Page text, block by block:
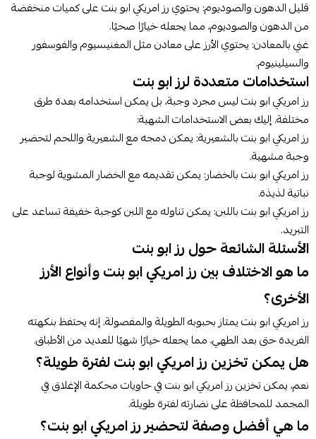
قليل الدهون والصوديوم: يحتوي رز امريكي ابو بنت على كميات منخفضة
من الدهون والصوديوم، مما يجعله خيارًا صحيًا.
غني بالمعادن: يحتوي الأرز على معادن مثل المغنيسيوم والفوسفور
والسيلينيوم.
استخدامات متعددة لرز ابو بنت
رز امريكي ابو بنت ليس مجرد وجبة، بل يمكن استخدامه بعدة طرق
مختلفة. إليك بعض الاستخدامات الشهية:
رز امريكي ابو بنت بالشعيرية: يمكن دمجه مع الشعيرية واللحم لتحضير
وجبة مشهية.
رز امريكي ابو بنت بالخضار: يمكن تقديمه مع الخضار المشوية لوجبة
نباتية لذيذة.
رز امريكي ابو بنت باللبن: يمكن تناوله مع اللبن كوجبة خفيفة تساعد على
التبريد.
الأسئلة الشائعة حول رز ابو بنت
ما هو الاختلاف بين رز امريكي ابو بنت وأنواع الأرز
الأخرى؟
رز امريكي ابو بنت يمتاز بحبوبه الطويلة والمفصولة. إنه يحتفظ بنكهته
الفريدة حتى بعد الطهي، مما يجعله خيارًا شهيًا للعديد من الأطباق.
هل يمكن تخزين رز امريكي ابو بنت لفترة طويلة؟
نعم، يمكن تخزين رز امريكي ابو بنت في حاويات محكمة الإغلاق في
المجمد للمحافظة على نضارته لفترة طويلة.
ما هي أفضل وصفة لتحضير رز امريكي ابو بنت؟